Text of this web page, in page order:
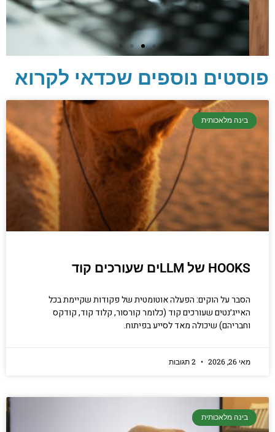
קריפטוגרפיה, ביצועים, אבטחת מידע ומידע
יסודי וחשוב שגם מתכנתים מנוסים לא תמיד
יודעים.
הכנסו עכשיו
פוסטים נוספים שכדאי לקרוא
בינה מלאכותית
HOOKS של LLMים שעורכים קוד
הסבר על הוקים: הפעלה אוטומטית של פקודות שקיימת בכל
האייג׳נטים שעורכים קוד (כלומר קורסור, קלוד קוד, קודקס
וחבריהם) שיכולה מאד לסייע בפיתוח.
מאי 26, 2026
בינה מלאכותית